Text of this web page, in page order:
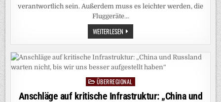
verantwortlich sein. Außerdem muss es leichter werden, die
Fluggeräte…
WEITERLESEN DROHNENABWEHR:
DER
LÖCHRIGE
DES
LANDES
KÖNNTE
NOCH
KATASTROPHALE
FOLGEN
HABEN
Posted
in
ÜBERREGIONAL
Anschläge auf kritische Infrastruktur: „China und